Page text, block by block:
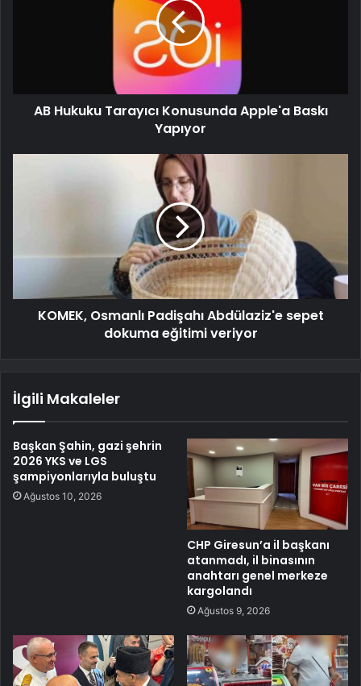
AB Hukuku Tarayıcı Konusunda Apple'a Baskı
Yapıyor
KOMEK, Osmanlı Padişahı Abdülaziz'e sepet
dokuma eğitimi veriyor
İlgili Makaleler
Başkan Şahin, gazi şehrin
2026 YKS ve LGS
şampiyonlarıyla buluştu
Ağustos 10, 2026
CHP Giresun’a il başkanı
atanmadı, il binasının
anahtarı genel merkeze
kargolandı
Ağustos 9, 2026